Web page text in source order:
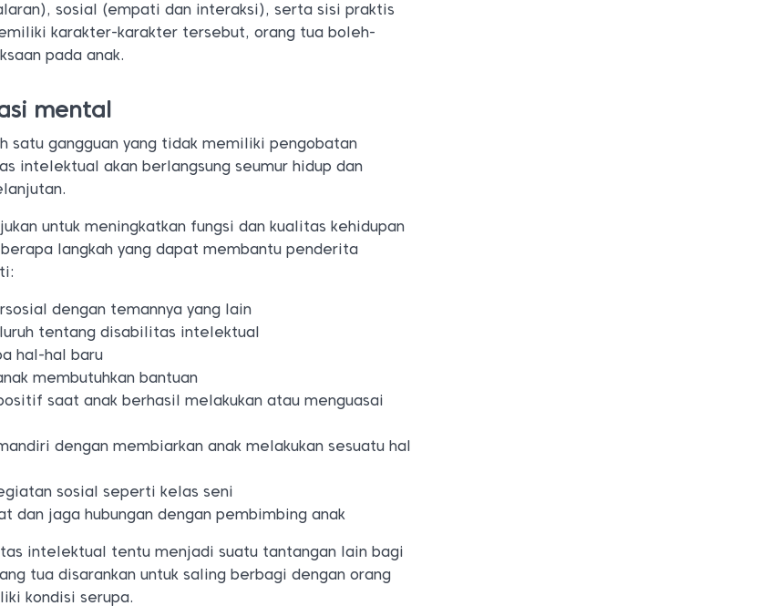
sosial (empati dan interaksi), serta sisi praktis
karakter-karakter tersebut, orang tua boleh-
pada anak.
mental
satu gangguan yang tidak memiliki pengobatan
intelektual akan berlangsung seumur hidup dan
untuk meningkatkan fungsi dan kualitas kehidupan
langkah yang dapat membantu penderita
dengan temannya yang lain
tentang disabilitas intelektual
hal-hal baru
membutuhkan bantuan
saat anak berhasil melakukan atau menguasai
dengan membiarkan anak melakukan sesuatu hal
sosial seperti kelas seni
dan jaga hubungan dengan pembimbing anak
intelektual tentu menjadi suatu tantangan lain bagi
tua disarankan untuk saling berbagi dengan orang
kondisi serupa.